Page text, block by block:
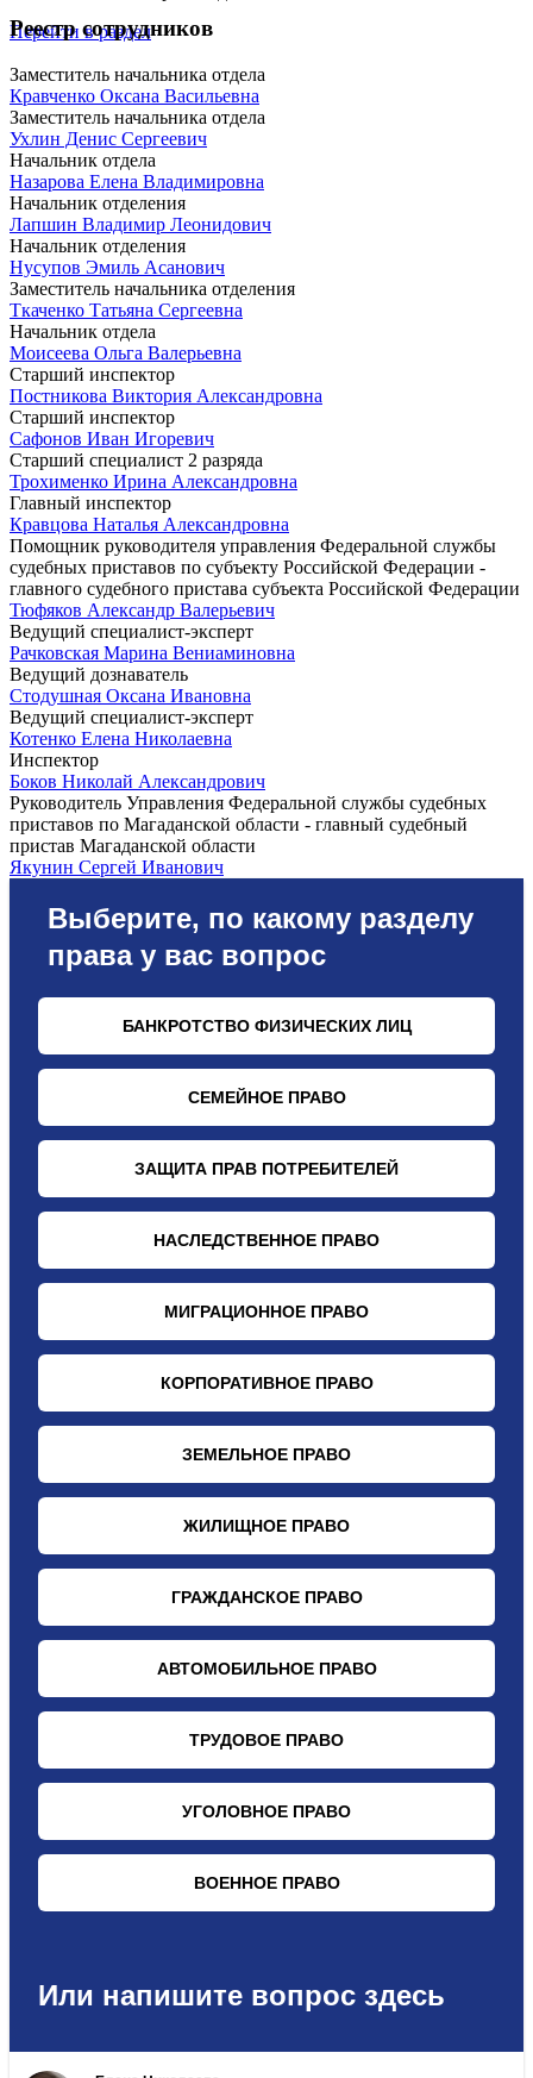
Перейти в раздел
Реестр сотрудников
Заместитель начальника отдела
Кравченко Оксана Васильевна
Заместитель начальника отдела
Ухлин Денис Сергеевич
Начальник отдела
Назарова Елена Владимировна
Начальник отделения
Лапшин Владимир Леонидович
Начальник отделения
Нусупов Эмиль Асанович
Заместитель начальника отделения
Ткаченко Татьяна Сергеевна
Начальник отдела
Моисеева Ольга Валерьевна
Старший инспектор
Постникова Виктория Александровна
Старший инспектор
Сафонов Иван Игоревич
Старший специалист 2 разряда
Трохименко Ирина Александровна
Главный инспектор
Кравцова Наталья Александровна
Помощник руководителя управления Федеральной службы
судебных приставов по субъекту Российской Федерации -
главного судебного пристава субъекта Российской Федерации
Тюфяков Александр Валерьевич
Ведущий специалист-эксперт
Рачковская Марина Вениаминовна
Ведущий дознаватель
Стодушная Оксана Ивановна
Ведущий специалист-эксперт
Котенко Елена Николаевна
Инспектор
Боков Николай Александрович
Руководитель Управления Федеральной службы судебных
приставов по Магаданской области - главный судебный
пристав Магаданской области
Якунин Сергей Иванович